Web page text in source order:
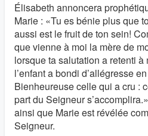
Élisabeth annoncera
Marie : «Tu es bénie plus que
aussi est le fruit de ton sein!
que vienne à moi la mère de
lorsque ta salutation a retenti
l’enfant a bondi d’allégresse
Bienheureuse celle qui a cru :
part du Seigneur
ainsi que Marie est révélée
Seigneur.